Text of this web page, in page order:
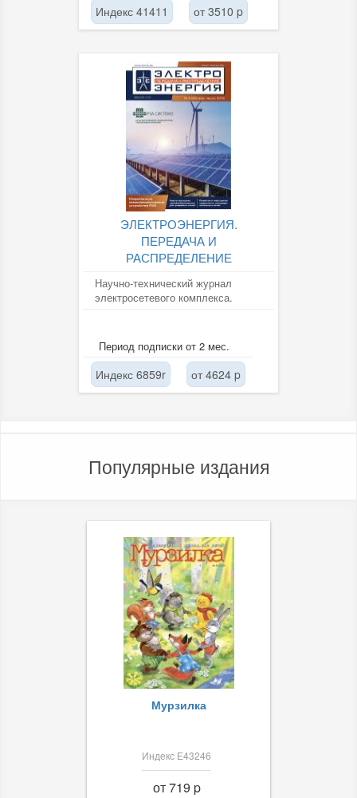
Индекс 41411 от 3510 p
ЭЛЕКТРОЭНЕРГИЯ.
ПЕРЕДАЧА И
РАСПРЕДЕЛЕНИЕ
Научно-технический журнал
электросетевого комплекса.
Период подписки от 2 мес.
Индекс 6859r от 4624 p
Популярные издания
Мурзилка
Индекс Е43246
от 719 p